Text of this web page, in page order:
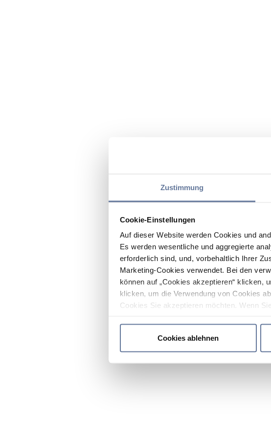
Zustimmung
Cookie-Einstellungen
Auf dieser Website werden Cookies und
Es werden wesentliche und aggregierte
erforderlich sind, und, vorbehaltlich Ihrer
Marketing-Cookies verwendet. Bei den
können auf „Cookies akzeptieren“ klicken,
klicken, um die Verwendung von Cookies
Cookies Sie akzeptieren möchten. Wenn
Cookies ablehnen